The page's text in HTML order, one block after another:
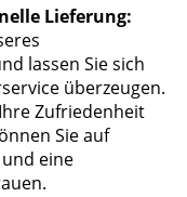
Lieferung:
lassen Sie sich
überzeugen.
Ihre Zufriedenheit
Sie auf
eine